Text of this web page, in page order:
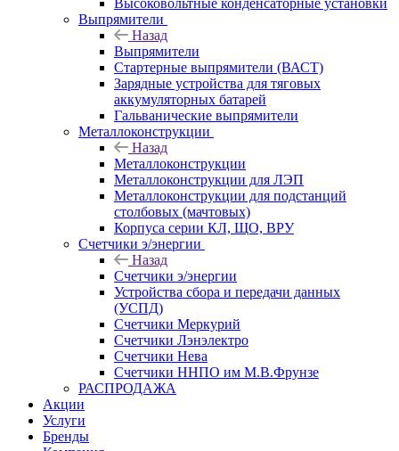
Высоковольтные конденсаторные установки
Выпрямители
Назад
Выпрямители
Стартерные выпрямители (ВАСТ)
Зарядные устройства для тяговых
аккумуляторных батарей
Гальванические выпрямители
Металлоконструкции
Назад
Металлоконструкции
Металлоконструкции для ЛЭП
Металлоконструкции для подстанций
столбовых (мачтовых)
Корпуса серии КЛ, ЩО, ВРУ
Счетчики э/энергии
Назад
Счетчики э/энергии
Устройства сбора и передачи данных
(УСПД)
Счетчики Меркурий
Счетчики Лэнэлектро
Счетчики Нева
Счетчики ННПО им М.В.Фрунзе
РАСПРОДАЖА
Акции
Услуги
Бренды